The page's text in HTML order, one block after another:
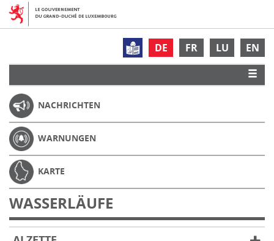
DE FR LU EN
NACHRICHTEN
WARNUNGEN
KARTE
WASSERLÄUFE